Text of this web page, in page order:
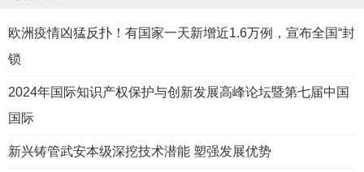
欧洲疫情凶猛反扑！有国家一天新增近1.6万例，宣布全国“封
锁
2024年国际知识产权保护与创新发展高峰论坛暨第七届中国
国际
新兴铸管武安本级深挖技术潜能 塑强发展优势